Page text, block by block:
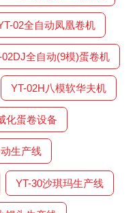
02全自动凤凰卷机
02DJ全自动(9模)蛋卷机
YT-02H八模软华夫机
化蛋卷设备
生产线
YT-30沙琪玛生产线